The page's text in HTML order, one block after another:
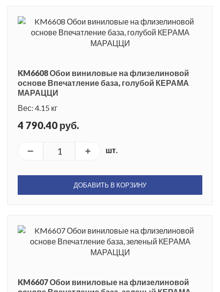
KM6608 Обои виниловые на флизелиновой
основе Впечатление база, голубой КЕРАМА
МАРАЦЦИ
Вес: 4.15 кг
4 790.40 руб.
шт.
ДОБАВИТЬ В КОРЗИНУ
KM6607 Обои виниловые на флизелиновой